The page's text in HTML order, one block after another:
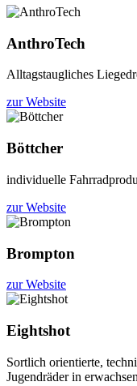
AnthroTech
Alltagstaugliches
zur Website
Böttcher
individuelle
zur Website
Brompton
zur Website
Eightshot
Sortlich orientierte,
Jugendräder in